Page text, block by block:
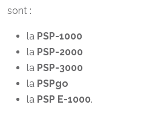
sont :
la PSP-1000
la PSP-2000
la PSP-3000
la PSPgo
la PSP E-1000.